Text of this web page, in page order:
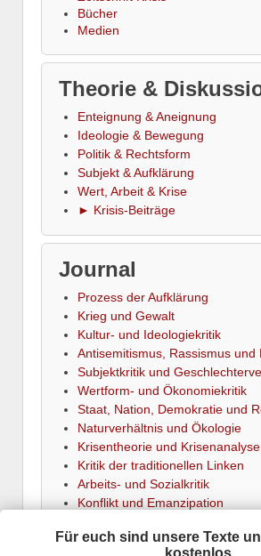
Bücher
Medien
Theorie &
Enteignung & Aneignung
Ideologie & Bewegung
Politik & Rechtsform
Subjekt & Aufklärung
Wert, Arbeit & Krise
► Krisis-Beiträge
Journal
Prozess der Aufklärung
Krieg und Gewalt
Kultur- und Ideologiekritik
Antisemitismus, Rassismus und
Subjektkritik und
Wertform- und Ökonomiekritik
Staat, Nation, Demokratie und
Naturverhältnis und Ökologie
Krisentheorie und Krisenanalyse
Kritik der traditionellen Linken
Arbeits- und Sozialkritik
Konflikt und Emanzipation
Für euch sind unsere Texte
kostenlos.